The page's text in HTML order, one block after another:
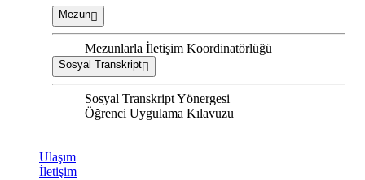
Mezun
Mezunlarla İletişim Koordinatörlüğü
Sosyal Transkript
Sosyal Transkript Yönergesi
Öğrenci Uygulama Kılavuzu
Ulaşım
İletişim